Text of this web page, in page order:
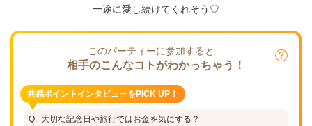
一途に愛し続けてくれそう♡
このパーティーに参加すると…
相手のこんなコトがわかっちゃう！
共感ポイントインタビューをPICK UP！
大切な記念日や旅行ではお金を気にする？